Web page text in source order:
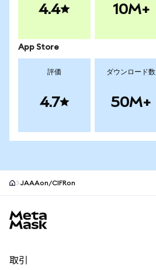
4.4 10M+
App Store
評価
4.7
ダウンロード数
50M+
JAAAon/CIFRon
取引